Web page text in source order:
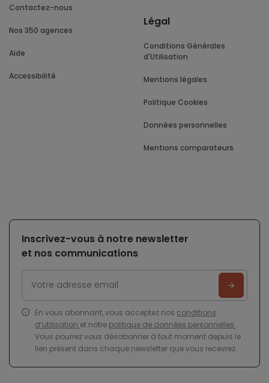
Contactez-nous
Nos 350 agences
Aide
Accessibilité
Légal
Conditions Générales
d'Utilisation
Mentions légales
Politique Cookies
Données personnelles
Mentions comparateurs
Inscrivez-vous à notre newsletter
et nos communications
En vous abonnant, vous acceptez nos conditions
d’utilisation et notre politique de données personnelles .
Vous pourrez vous désabonner à tout moment depuis le
lien présent dans chaque newsletter que vous recevrez.